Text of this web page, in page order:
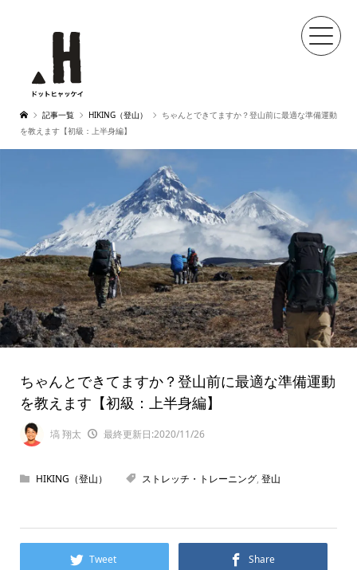
記事一覧 HIKING（登山）
ちゃんとできてますか？登山前に最適な準備運動
を教えます【初級：上半身編】
ちゃんとできてますか？登山前に最適な準備運動
を教えます【初級：上半身編】
塙 翔太 最終更新日:2020/11/26
HIKING（登山） ストレッチ・トレーニング, 登山
Tweet Share